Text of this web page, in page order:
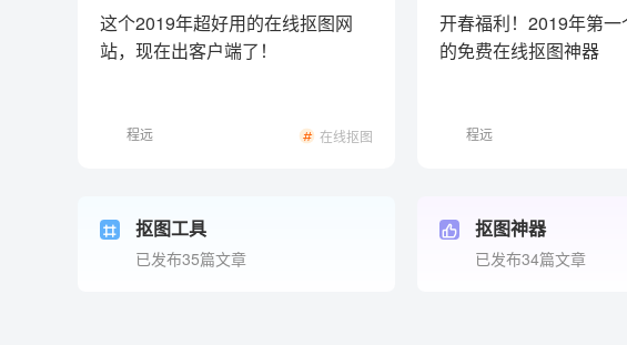
这个2019年超好用的在线抠图网
站，现在出客户端了！
程远 在线抠图
开春福利！2019年第
的免费在线抠图神器
程远
抠图工具
已发布35篇文章
抠图神器
已发布34篇文章